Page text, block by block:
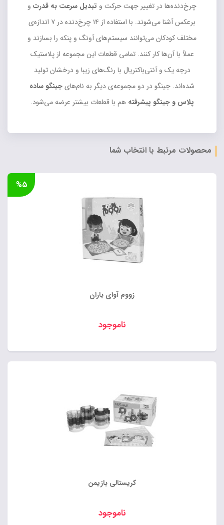
چرخ‌دنده‌ها در تغییر جهت حرکت و تبدیل سرعت به قدرت و
برعکس آشنا می‌شوند. با استفاده از ۱۴ چرخ‌دنده در ۷ اندازه‌ی
مختلف کودکان می‌توانند سیستم‌های آونگ و پنکه را بسازند و
عملاً با آن‌ها کار کنند. تمامی قطعات این مجموعه از پلاستیک
درجه یک و آنتی‌باکتریال با رنگ‌های زیبا و درخشان تولید
شده‌اند. جینگو در دو مجموعه‌ی دیگر به نام‌هایجینگو ساده
پلاس و جینگو پیشرفته هم با قطعات بیشتر عرضه می‌شود.
محصولات مرتبط با انتخاب شما
زووم آوای باران
ناموجود
%۵
کریستالی بازیمن
ناموجود